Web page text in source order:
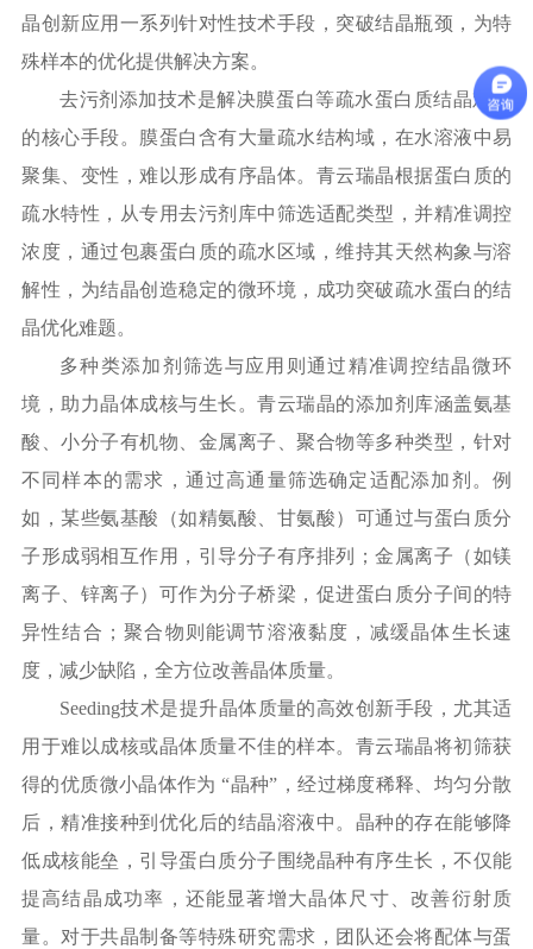
晶创新应用一系列针对性技术手段，突破结晶瓶颈，为特
殊样本的优化提供解决方案。
去污剂添加技术是解决膜蛋白等疏水蛋白质结晶难题
的核心手段。膜蛋白含有大量疏水结构域，在水溶液中易
聚集、变性，难以形成有序晶体。青云瑞晶根据蛋白质的
疏水特性，从专用去污剂库中筛选适配类型，并精准调控
浓度，通过包裹蛋白质的疏水区域，维持其天然构象与溶
解性，为结晶创造稳定的微环境，成功突破疏水蛋白的结
晶优化难题。
多种类添加剂筛选与应用则通过精准调控结晶微环
境，助力晶体成核与生长。青云瑞晶的添加剂库涵盖氨基
酸、小分子有机物、金属离子、聚合物等多种类型，针对
不同样本的需求，通过高通量筛选确定适配添加剂。例
如，某些氨基酸（如精氨酸、甘氨酸）可通过与蛋白质分
子形成弱相互作用，引导分子有序排列；金属离子（如镁
离子、锌离子）可作为分子桥梁，促进蛋白质分子间的特
异性结合；聚合物则能调节溶液黏度，减缓晶体生长速
度，减少缺陷，全方位改善晶体质量。
Seeding技术是提升晶体质量的高效创新手段，尤其适
用于难以成核或晶体质量不佳的样本。青云瑞晶将初筛获
得的优质微小晶体作为 “晶种”，经过梯度稀释、均匀分散
后，精准接种到优化后的结晶溶液中。晶种的存在能够降
低成核能垒，引导蛋白质分子围绕晶种有序生长，不仅能
提高结晶成功率，还能显著增大晶体尺寸、改善衍射质
量。对于共晶制备等特殊研究需求，团队还会将配体与蛋